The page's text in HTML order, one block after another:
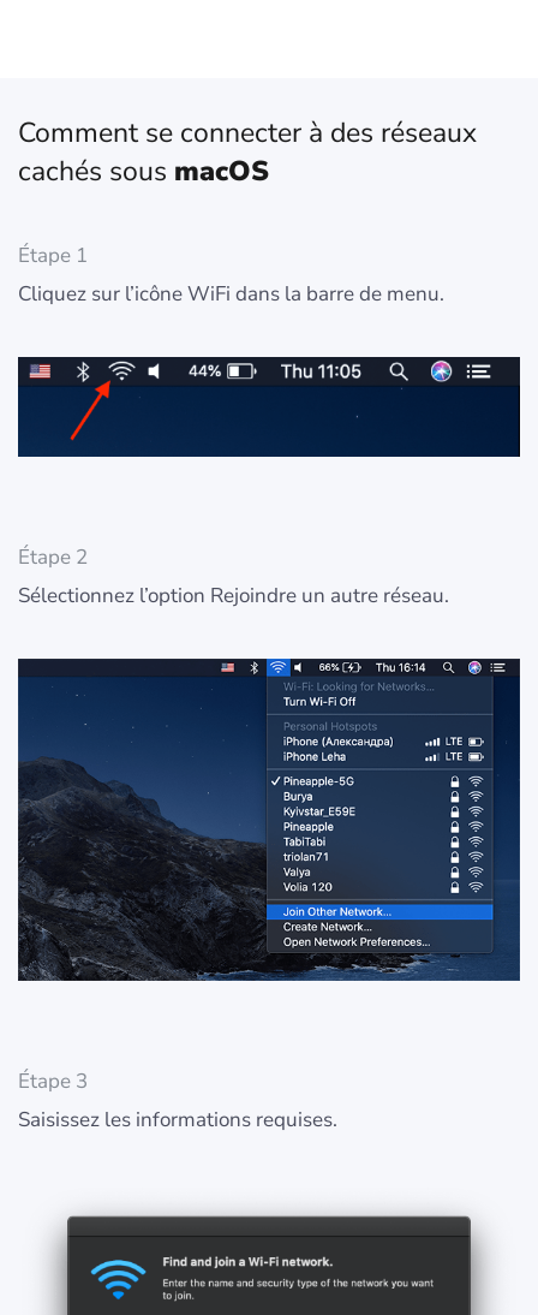
Comment se connecter à des réseaux
cachés sous macOS
Étape 1
Cliquez sur l’icône WiFi dans la barre de menu.
Étape 2
Sélectionnez l’option Rejoindre un autre réseau.
Étape 3
Saisissez les informations requises.